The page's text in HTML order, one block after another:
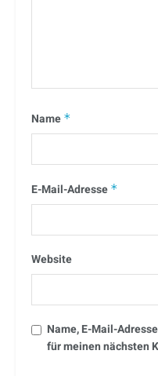
Name *
E-Mail-Adresse *
Website
Name, E-Mail-
für meinen nächsten